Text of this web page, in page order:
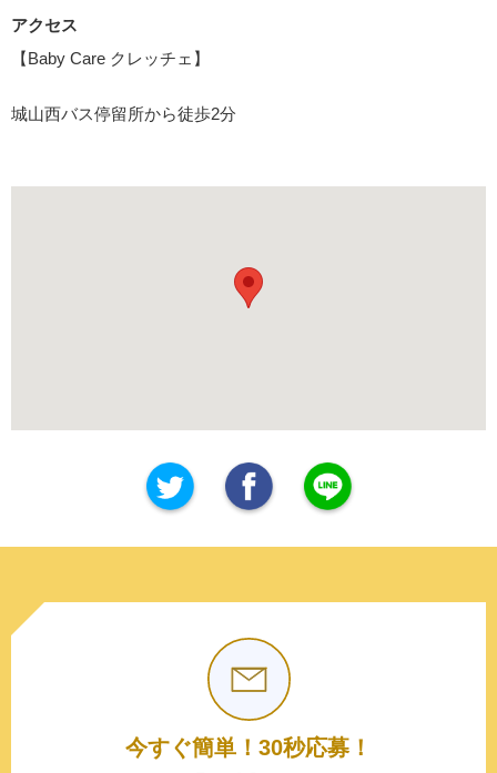
アクセス
【Baby Care クレッチェ】
城山西バス停留所から徒歩2分
今すぐ簡単！30秒応募！